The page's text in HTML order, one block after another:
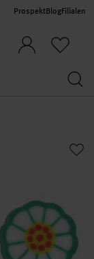
ProspektBlogFilialen